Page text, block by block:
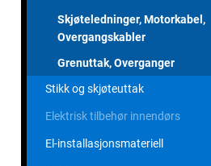
Skjøteledninger, Motorkabel,
Overgangskabler
Grenuttak, Overganger
Stikk og skjøteuttak
Elektrisk tilbehør innendørs
El-installasjonsmateriell